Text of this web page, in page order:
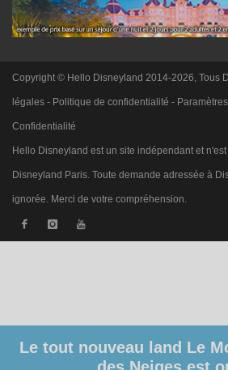
Copyright © Hello Disneyland 2014-2026, Tous
légales - Politique de confidentialité -
Confidentialité
Hello Disneyland est un site indépendant et
Disneyland Paris. Toute demande adressée à
ignorée. Merci de votre compréhension.
Le tout nouveau land Le